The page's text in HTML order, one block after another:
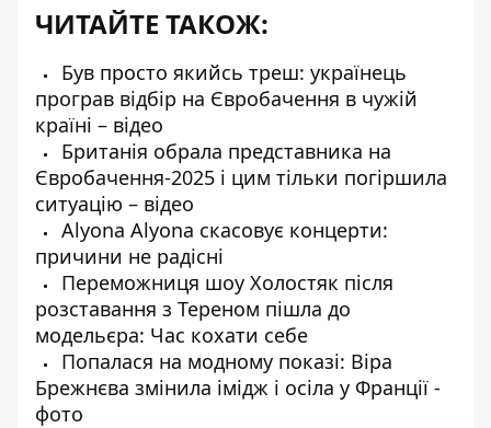
ЧИТАЙТЕ ТАКОЖ:
Був просто якийсь треш: українець
програв відбір на Євробачення в чужій
країні – відео
Британія обрала представника на
Євробачення-2025 і цим тільки погіршила
ситуацію – відео
Alyona Alyona скасовує концерти:
причини не радісні
Переможниця шоу Холостяк після
розставання з Тереном пішла до
модельєра: Час кохати себе
Попалася на модному показі: Віра
Брежнєва змінила імідж і осіла у Франції -
фото